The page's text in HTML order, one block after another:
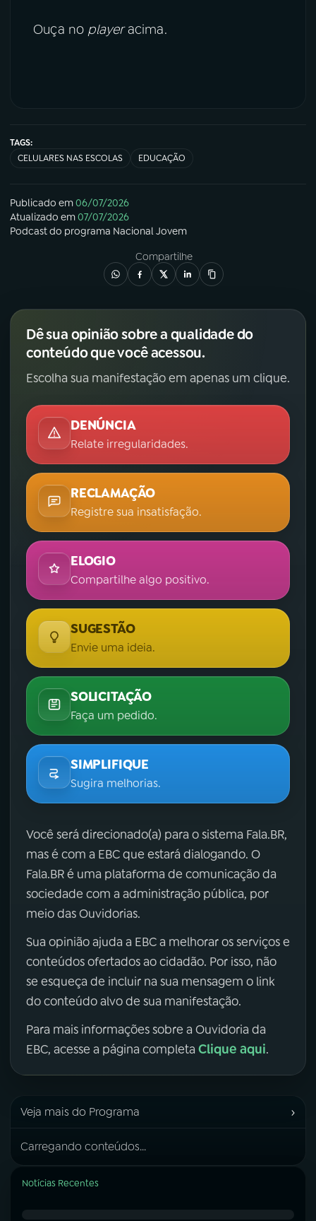
Ouça no playeracima.
TAGS:
CELULARES NAS ESCOLAS
EDUCAÇÃO
Publicado em06/07/2026
Atualizado em07/07/2026
Podcastdo programa Nacional Jovem
Compartilhe
Dê sua opinião sobre a qualidade do
conteúdo que você acessou.
Escolha sua manifestação em apenas um clique.
DENÚNCIA
Relate irregularidades.
RECLAMAÇÃO
Registre sua insatisfação.
ELOGIO
Compartilhe algo positivo.
SUGESTÃO
Envie uma ideia.
SOLICITAÇÃO
Faça um pedido.
SIMPLIFIQUE
Sugira melhorias.
Você será direcionado(a) para o sistema Fala.BR,
mas é com a EBC que estará dialogando. O
Fala.BR é uma plataforma de comunicação da
sociedade com a administração pública, por
meio das Ouvidorias.
Sua opinião ajuda a EBC a melhorar os serviços e
conteúdos ofertados ao cidadão. Por isso, não
se esqueça de incluir na sua mensagem o link
do conteúdo alvo de sua manifestação.
Para mais informações sobre a Ouvidoria da
EBC, acesse a página completa Clique aqui.
Veja mais do Programa ›
Carregando conteúdos...
Notícias Recentes